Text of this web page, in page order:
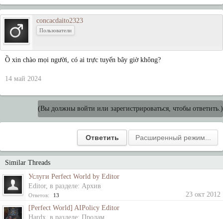
concacdaito2323
Пользователи
Ồ xin chào mọi người, có ai trực tuyến bây giờ không?
14 май 2024
(Вы должны войти или зарегистрироваться, чтобы ответить.)
Similar Threads
Услуги Perfect World by Editor
Editor, в разделе: Архив
Ответов: 13
23 окт 2012
[Perfect World] AIPolicy Editor
Hardx , в разделе: Продам